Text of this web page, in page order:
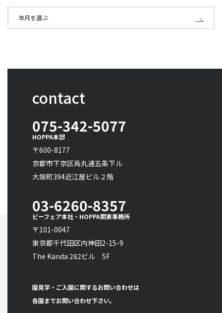
年月を選ぶ
contact
075-342-5077
HOPPA本部
〒600-8177
京都市下京区烏丸通五条下ル
大坂町394近江屋ビル２階
03-6260-8357
ビーフェア本社・HOPPA関東事務所
〒101-0047
東京都千代田区内神田2-15-9
The Kanda 282ビル 5F
園見学・ご入園に関するお問い合わせは
各園までお問い合わせ下さい。